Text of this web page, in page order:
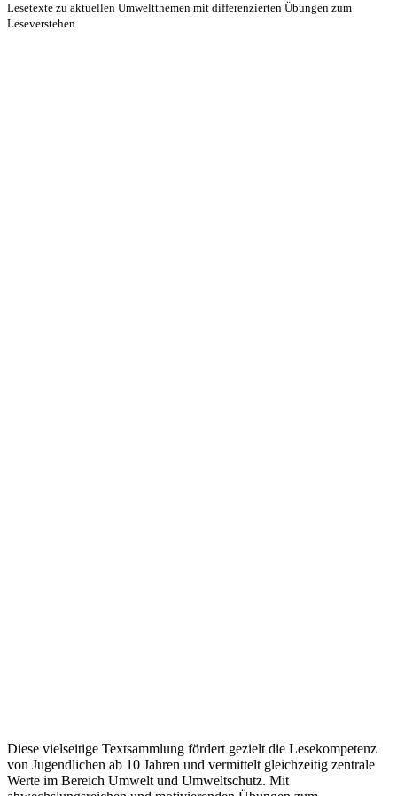
Lesetexte zu aktuellen Umweltthemen mit differenzierten Übungen zum
Leseverstehen
Diese vielseitige Textsammlung fördert gezielt die Lesekompetenz
von Jugendlichen ab 10 Jahren und vermittelt gleichzeitig zentrale
Werte im Bereich Umwelt und Umweltschutz. Mit